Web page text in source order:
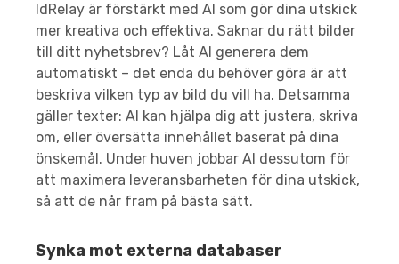
IdRelay är förstärkt med AI som gör dina utskick
mer kreativa och effektiva. Saknar du rätt bilder
till ditt nyhetsbrev? Låt AI generera dem
automatiskt – det enda du behöver göra är att
beskriva vilken typ av bild du vill ha. Detsamma
gäller texter: AI kan hjälpa dig att justera, skriva
om, eller översätta innehållet baserat på dina
önskemål. Under huven jobbar AI dessutom för
att maximera leveransbarheten för dina utskick,
så att de når fram på bästa sätt.
Synka mot externa databaser